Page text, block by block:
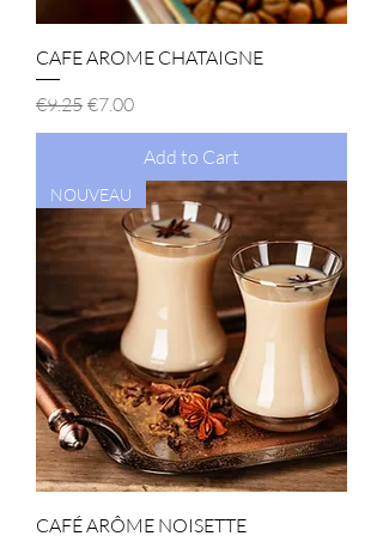
CAFE AROME CHATAIGNE
Regular Price
€9.25 Sale Price
€7.00
Add to Cart
NOUVEAU
CAFÉ ARÔME NOISETTE